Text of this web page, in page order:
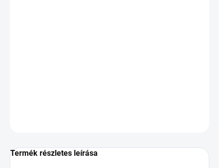
Termék részletes leírása